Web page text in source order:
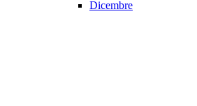
Dicembre